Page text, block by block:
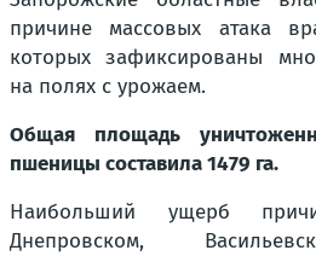
причине массовых атака
которых зафиксированы
на полях с урожаем.
Общая площадь
пшеницы составила 1479 га.
Наибольший ущерб
Днепровском,